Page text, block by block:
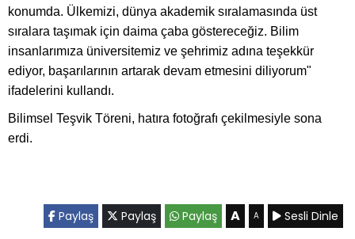
konumda. Ülkemizi, dünya akademik sıralamasında üst
sıralara taşımak için daima çaba göstereceğiz. Bilim
insanlarımıza üniversitemiz ve şehrimiz adına teşekkür
ediyor, başarılarının artarak devam etmesini diliyorum"
ifadelerini kullandı.
Bilimsel Teşvik Töreni, hatıra fotoğrafı çekilmesiyle sona
erdi.
Paylaş Paylaş Paylaş A A Sesli Dinle